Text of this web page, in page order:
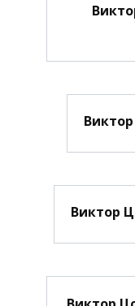
Виктор